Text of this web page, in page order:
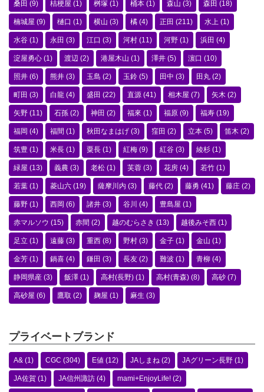
桑田 (9) 桔梗屋 (1) 桝塚 (1) 桶本 (1) 森山 (3) 森田 (18)
楠城屋 (9) 樋口 (1) 横山 (3) 橘 (4) 正田 (211) 水上 (1)
水谷 (1) 永田 (3) 江口 (3) 河村 (11) 河野 (1) 浜田 (4)
淀屋勇心 (1) 渡辺 (2) 港屋木山 (1) 澤井 (5) 濵口 (10)
照井 (6) 熊井 (3) 玉島 (2) 玉鈴 (5) 田中 (3) 田丸 (2)
町田 (3) 白龍 (4) 盛田 (22) 直源 (41) 相木屋 (7) 矢木 (2)
矢野 (11) 石孫 (2) 神田 (2) 福來 (1) 福原 (9) 福寿 (19)
福岡 (4) 福間 (1) 秋田なまはげ (3) 窪田 (2) 立本 (5) 笛木 (2)
筑豊 (1) 米長 (1) 粟長 (1) 紅梅 (9) 紅谷 (3) 綾杉 (1)
緑屋 (13) 義農 (3) 老松 (1) 芙蓉 (3) 花房 (4) 若竹 (1)
若葉 (1) 菱山六 (19) 薩摩川内 (3) 藤代 (2) 藤勇 (41) 藤庄 (2)
藤野 (1) 西岡 (6) 諸井 (3) 谷川 (4) 豊島屋 (1)
赤マルソウ (15) 赤間 (2) 越のむらさき (13) 越後みそ西 (1)
足立 (1) 遠藤 (3) 重西 (8) 野村 (3) 金子 (1) 金山 (1)
金芳 (1) 鍋喜 (4) 鎌田 (3) 長友 (2) 難波 (1) 青柳 (4)
静岡県産 (3) 飯澤 (1) 高村(長野) (1) 高村(青森) (8) 高砂 (7)
高砂屋 (6) 鷹取 (2) 麹屋 (1) 麻生 (3)
プライベートブランド
A& (1) CGC (304) E値 (12) JAしまね (2) JAグリーン長野 (1)
JA佐賀 (1) JA信州諏訪 (4) mami+EnjoyLife! (2)